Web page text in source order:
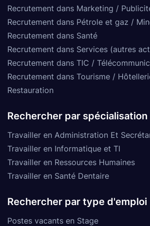
Recrutement dans Marketing /
Recrutement dans Pétrole et gaz /
Recrutement dans Santé
Recrutement dans Services (autres
Recrutement dans TIC /
Recrutement dans Tourisme /
Restauration
Rechercher par spécialisation
Travailler en Administration Et
Travailler en Informatique et TI
Travailler en Ressources Humaines
Travailler en Santé Dentaire
Rechercher par type d'emploi
Postes vacants en Stage